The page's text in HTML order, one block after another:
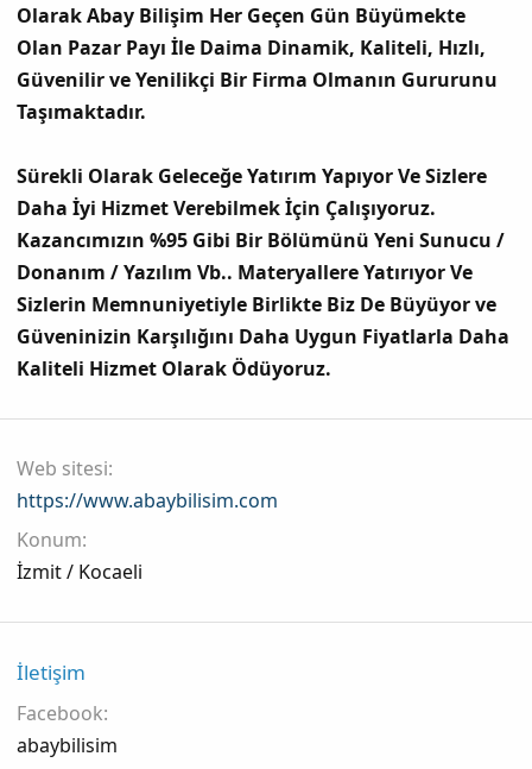
Olarak Abay Bilişim Her Geçen Gün Büyümekte
Olan Pazar Payı İle Daima Dinamik, Kaliteli, Hızlı,
Güvenilir ve Yenilikçi Bir Firma Olmanın Gururunu
Taşımaktadır.
Sürekli Olarak Geleceğe Yatırım Yapıyor Ve Sizlere
Daha İyi Hizmet Verebilmek İçin Çalışıyoruz.
Kazancımızın %95 Gibi Bir Bölümünü Yeni Sunucu /
Donanım / Yazılım Vb.. Materyallere Yatırıyor Ve
Sizlerin Memnuniyetiyle Birlikte Biz De Büyüyor ve
Güveninizin Karşılığını Daha Uygun Fiyatlarla Daha
Kaliteli Hizmet Olarak Ödüyoruz.
Web sitesi
https://www.abaybilisim.com
Konum
İzmit / Kocaeli
İletişim
Facebook
abaybilisim